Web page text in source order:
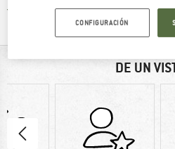
Protección del comprador de
DE UN
CONFIGURACIÓN